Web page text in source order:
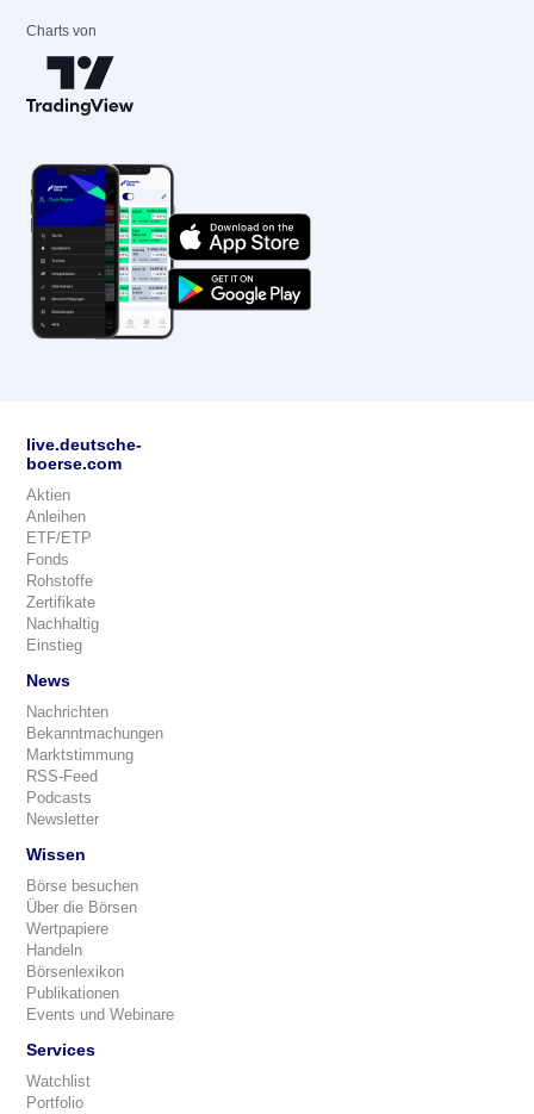
Charts von
live.deutsche-
boerse.com
Aktien
Anleihen
ETF/ETP
Fonds
Rohstoffe
Zertifikate
Nachhaltig
Einstieg
News
Nachrichten
Bekanntmachungen
Marktstimmung
RSS-Feed
Podcasts
Newsletter
Wissen
Börse besuchen
Über die Börsen
Wertpapiere
Handeln
Börsenlexikon
Publikationen
Events und Webinare
Services
Watchlist
Portfolio